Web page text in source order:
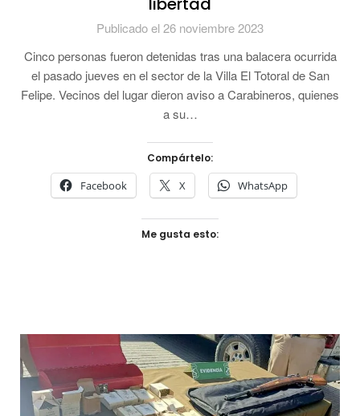
Publicado el 26 noviembre 2023
Cinco personas fueron detenidas tras una balacera ocurrida
el pasado jueves en el sector de la Villa El Totoral de San
Felipe. Vecinos del lugar dieron aviso a Carabineros, quienes
a su…
Compártelo:
Facebook X WhatsApp
Me gusta esto: